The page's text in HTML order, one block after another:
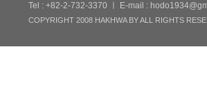
Tel : +82-2-732-3370 ㅣ E-mail :
COPYRIGHT 2008 HAKHWA BY ALL RIGHTS